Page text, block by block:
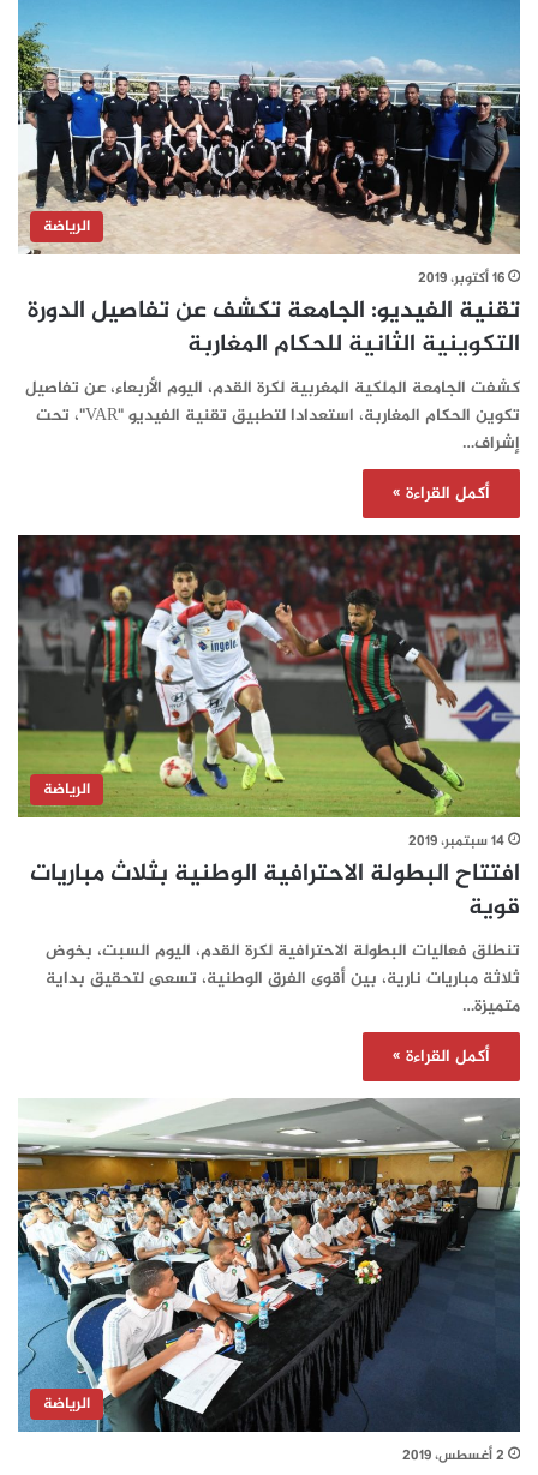
الرياضة
16 أكتوبر، 2019
تقنية الفيديو: الجامعة تكشف عن تفاصيل الدورة
التكوينية الثانية للحكام المغاربة‎
كشفت الجامعة الملكية المغربية لكرة القدم، اليوم الأربعاء، عن تفاصيل
تكوين الحكام المغاربة، استعدادا لتطبيق تقنية الفيديو "VAR"، تحت
إشراف…
أكمل القراءة »
الرياضة
14 سبتمبر، 2019
افتتاح البطولة الاحترافية الوطنية بثلاث مباريات
قوية
تنطلق فعاليات البطولة الاحترافية لكرة القدم، اليوم السبت، بخوض
ثلاثة مباريات نارية، بين أقوى الفرق الوطنية، تسعى لتحقيق بداية
متميزة…
أكمل القراءة »
الرياضة
2 أغسطس، 2019